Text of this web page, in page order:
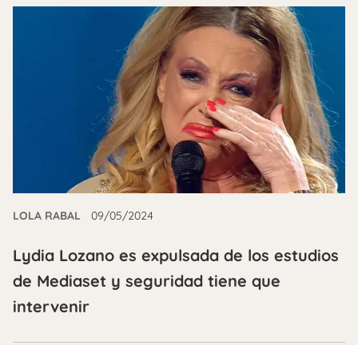
LOLA RABAL 09/05/2024
Lydia Lozano es expulsada de los estudios
de Mediaset y seguridad tiene que
intervenir